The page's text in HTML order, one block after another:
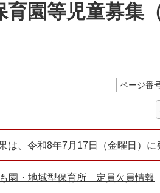
園等児童募集
ページ番
は、令和8年7月17日（金曜日）に
園・地域型保育所 定員欠員情報